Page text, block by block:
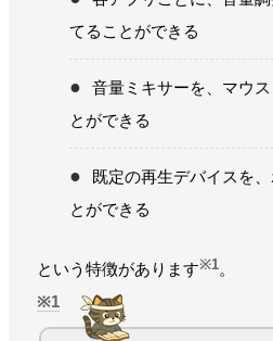
てることができる
音量ミキサーを、マウ
とができる
既定の再生デバイスを
とができる
という特徴があります※1。
1